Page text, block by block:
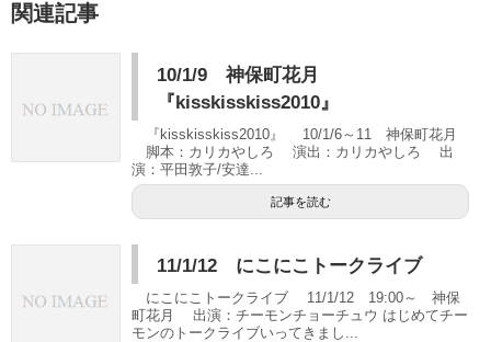
関連記事
10/1/9 神保町花月
『kisskisskiss2010』
『kisskisskiss2010』 10/1/6～11 神保町花月
脚本：カリカやしろ 演出：カリカやしろ 出
演：平田敦子/安達...
記事を読む
11/1/12 にこにこトークライブ
にこにこトークライブ 11/1/12 19:00～ 神保
町花月 出演：チーモンチョーチュウ はじめてチー
モンのトークライブいってきまし...